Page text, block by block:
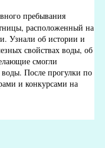
пребывания
расположенный на
Узнали об истории и
свойствах воды, об
смогли
воды. После прогулки по
и конкурсами на